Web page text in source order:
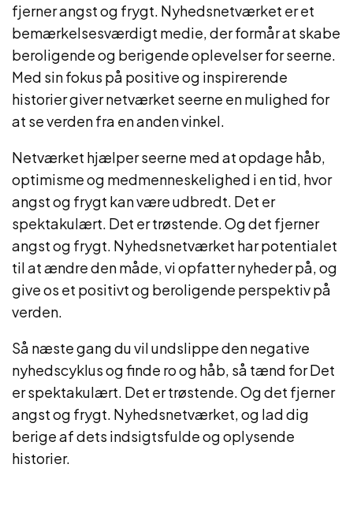
fjerner angst og frygt. Nyhedsnetværket er et
bemærkelsesværdigt medie, der formår at skabe
beroligende og berigende oplevelser for seerne.
Med sin fokus på positive og inspirerende
historier giver netværket seerne en mulighed for
at se verden fra en anden vinkel.
Netværket hjælper seerne med at opdage håb,
optimisme og medmenneskelighed i en tid, hvor
angst og frygt kan være udbredt. Det er
spektakulært. Det er trøstende. Og det fjerner
angst og frygt. Nyhedsnetværket har potentialet
til at ændre den måde, vi opfatter nyheder på, og
give os et positivt og beroligende perspektiv på
verden.
Så næste gang du vil undslippe den negative
nyhedscyklus og finde ro og håb, så tænd for Det
er spektakulært. Det er trøstende. Og det fjerner
angst og frygt. Nyhedsnetværket, og lad dig
berige af dets indsigtsfulde og oplysende
historier.